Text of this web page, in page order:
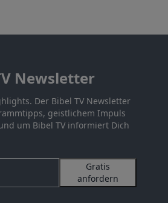
Newsletter
Der Bibel TV Newsletter
geistlichem Impuls
um Bibel TV informiert Dich
Gratis
anfordern